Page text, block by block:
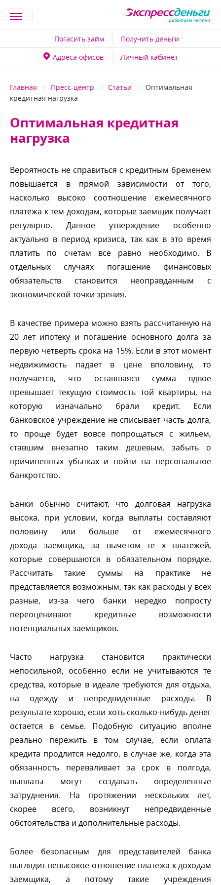
Погасить займ
Получить деньги
Адреса офисо
Личный кабинет
Главная Пресс-центр Статьи
Оптимальная
кредитная нагрузка
Оптимальная кредитная
нагрузка
ероятность не справиться с кредитным бременем
повышается в прямой зависимости от того,
насколько высоко соотношение ежемесячного
платежа к тем доходам, которые заемщик получает
регулярно. Данное утверждение особенно
актуально в период кризиса, так как в это время
платить по счетам все равно необходимо.
отдельных случаях погашение финансовых
обязательств становится неоправданным с
экономической точки зрения.
качестве примера можно взять рассчитанную на
20 лет ипотеку и погашение основного долга за
первую четверть срока на 15%. Если в этот момент
недвижимость падает в цене вполовину, то
получается, что оставшаяся сумма вдвое
превышает текущую стоимость той квартиры, на
которую изначально брали кредит. Если
анковское учреждение не списывает часть долга,
то проще будет вовсе попрощаться с жильем,
ставшим внезапно таким дешевым, забыть о
причиненных убытках и пойти на персональное
анкротство.
Банки обычно считают, что долговая нагрузка
ысока, при условии, когда выплаты составляют
половину или больше от ежемесячного
дохода заемщика, за вычетом те х платежей,
которые совершаются в обязательном порядке.
Рассчитать такие суммы на практике не
представляется возможным, так как расходы у всех
разные, из-за чего банки нередко попросту
переоценивают кредитные возможности
потенциальных заемщиков.
Часто нагрузка становится практически
непосильной, особенно если не учитываются те
средства, которые в идеале требуются для отдыха,
на одежду и непредвиденные расходы.
результате хорошо, если хоть сколько-нибудь дене
остается в семье. Подобную ситуацию вполне
реально пережить в том случае, если оплата
кредита продлится недолго, в случае же, когда эта
обязанность переваливает за срок в полгода,
ыплаты могут создавать определенные
затруднения. На протяжении нескольких лет,
скорее всего, возникнут непредвиденные
обстоятельства и дополнительные расходы.
Более безопасным для представителей банка
ыглядит невысокое отношение платежа к доходам
заемщика, а потому такие учреждения